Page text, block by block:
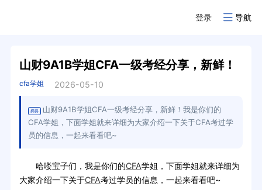
登录 导航
山财9A1B学姐CFA一级考经分享，新鲜！
cfa学姐 2026-05-10
摘要
山财9A1B学姐CFA一级考经分享，新鲜！我是你们的
CFA学姐，下面学姐就来详细为大家介绍一下关于CFA考过学
员的信息，一起来看看吧~
哈喽宝子们，我是你们的CFA学姐，下面学姐就来详细为
大家介绍一下关于CFA考过学员的信息，一起来看看吧~